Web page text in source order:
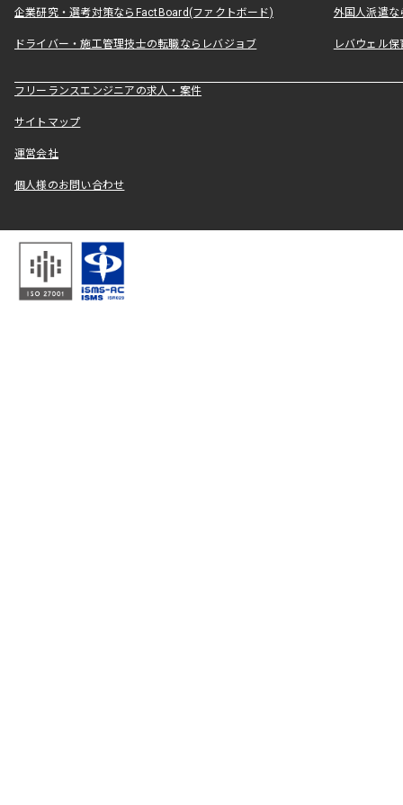
企業研究・選考対策ならFactBoard(ファクトボード) 外国人派遣な
ドライバー・施工管理技士の転職ならレバジョブ レバウェル
フリーランスエンジニアの求人・案件
サイトマップ
運営会社
個人様のお問い合わせ